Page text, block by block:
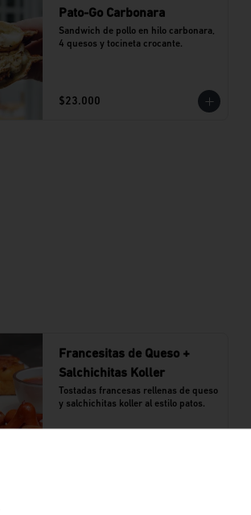
Pato-Go Carbonara
Sandwich de pollo en hilo carbonara,
4 quesos y tocineta crocante.
$23.000
Francesitas de Queso +
Salchichitas Koller
Tostadas francesas rellenas de queso
y salchichitas koller al estilo patos.